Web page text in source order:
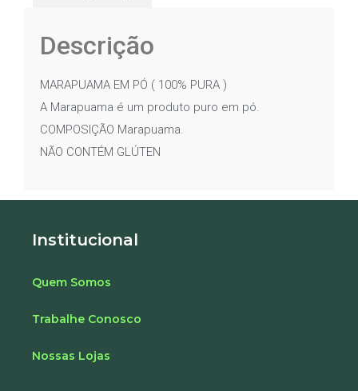
Descrição
MARAPUAMA EM PÓ ( 100% PURA )
A Marapuama é um produto puro em pó.
COMPOSIÇÃO Marapuama.
NÃO CONTÉM GLÚTEN
Institucional
Quem Somos
Trabalhe Conosco
Nossas Lojas